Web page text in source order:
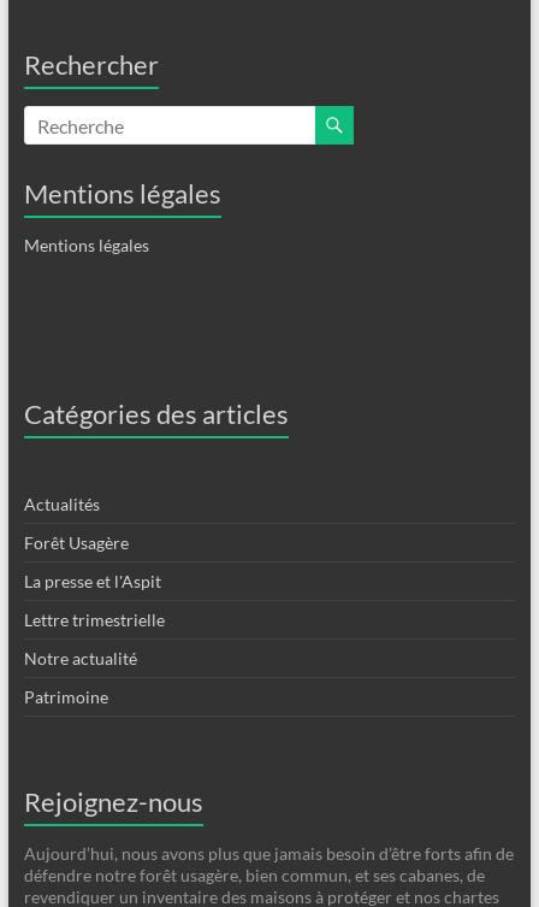
Rechercher
Mentions légales
Mentions légales
Catégories des articles
Actualités
Forêt Usagère
La presse et l'Aspit
Lettre trimestrielle
Notre actualité
Patrimoine
Rejoignez-nous
Aujourd’hui, nous avons plus que jamais besoin d’être forts afin de
défendre notre forêt usagère, bien commun, et ses cabanes, de
revendiquer un inventaire des maisons à protéger et nos chartes